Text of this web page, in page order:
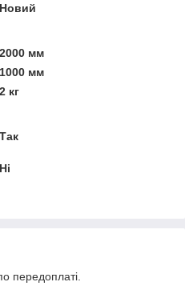
Новий
2000 мм
1000 мм
2 кг
Так
Ні
передоплаті.